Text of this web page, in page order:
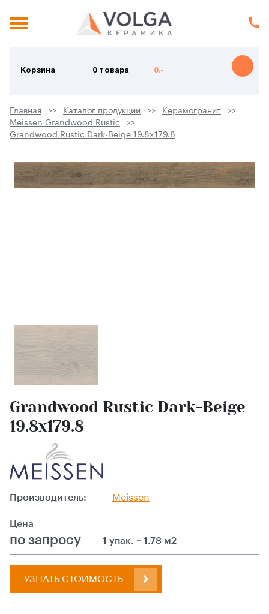
Корзина 0 товара 0.-
Главная Каталог продукции
Керамогранит
Meissen Grandwood Rustic
Grandwood Rustic Dark-Beige 19.8x179.8
Grandwood Rustic Dark-Beige
19.8x179.8
Производитель: Meissen
Цена
по запросу 1 упак. ~ 1.78 м2
УЗНАТЬ СТОИМОСТЬ